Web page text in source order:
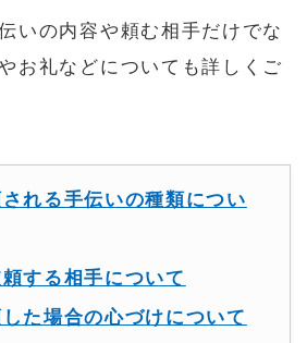
いの内容や頼む相手だけでな
お礼などについても詳しくご
れる手伝いの種類につい
する相手について
た場合の心づけについて